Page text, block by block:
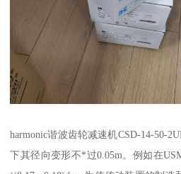
harmonic谐波齿轮减速机CSD-14-50-
下其径向变形不*过0.05m。例如在